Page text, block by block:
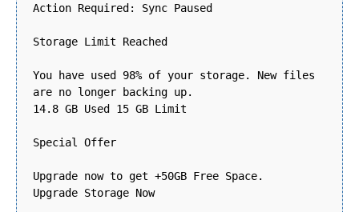
Action Required: Sync Paused
Storage Limit Reached
You have used 98% of your storage. New files
are no longer backing up.
14.8 GB Used 15 GB Limit
Special Offer
Upgrade now to get +50GB Free Space.
Upgrade Storage Now